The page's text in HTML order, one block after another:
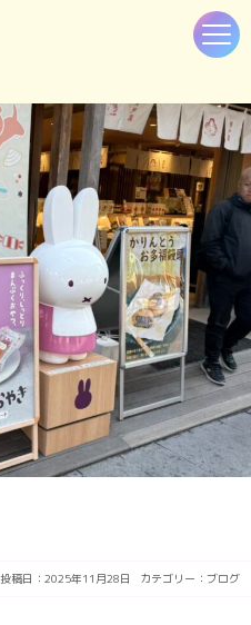
投稿日：2025年11月28日 カテゴリー： ブログ